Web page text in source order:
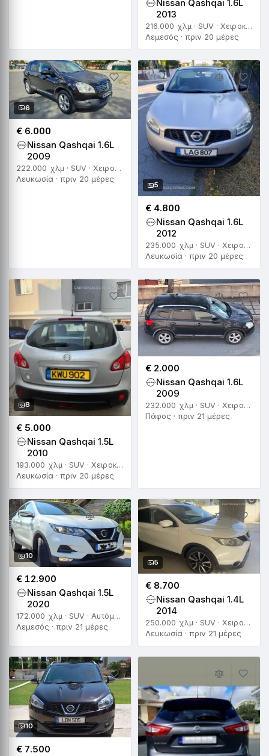
Nissan Qashqai 1.6L
2013
216.000 χλμ · SUV · Χειροκίνητο
Λεμεσός · πριν 20 μέρες
6
€ 6.000
Nissan Qashqai 1.6L
2009
222.000 χλμ · SUV · Χειροκίνητο
Λευκωσία · πριν 20 μέρες
5
€ 4.800
Nissan Qashqai 1.6L
2012
235.000 χλμ · SUV · Χειροκίνητο
Λευκωσία · πριν 20 μέρες
8
€ 5.000
Nissan Qashqai 1.5L
2010
193.000 χλμ · SUV · Χειροκίνητο
Λευκωσία · πριν 20 μέρες
€ 2.000
Nissan Qashqai 1.6L
2009
232.000 χλμ · SUV · Χειροκίνητο
Πάφος · πριν 21 μέρες
10
€ 12.900
Nissan Qashqai 1.5L
2020
172.000 χλμ · SUV · Αυτόματο
Λεμεσός · πριν 21 μέρες
5
€ 8.700
Nissan Qashqai 1.4L
2014
250.000 χλμ · SUV · Χειροκίνητο
Λευκωσία · πριν 21 μέρες
10
€ 7.500